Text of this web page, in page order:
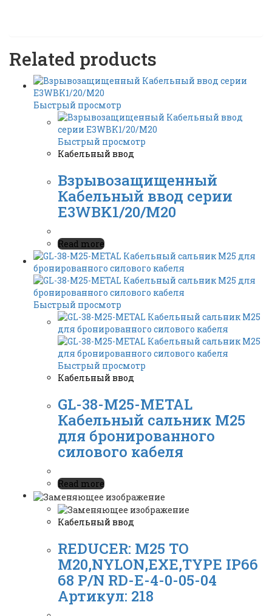
Related products
Быстрый просмотр
Быстрый просмотр
Кабельный ввод
Взрывозащищенный
Кабельный ввод серии
E3WBK1/20/M20
Read more
Быстрый просмотр
Быстрый просмотр
Кабельный ввод
GL-38-M25-METAL
Кабельный сальник М25
для бронированного
силового кабеля
Read more
Кабельный ввод
REDUCER: M25 TO
M20,NYLON,EXE,TYPE IP66
68 P/N RD-E-4-0-05-04
Артикул: 218